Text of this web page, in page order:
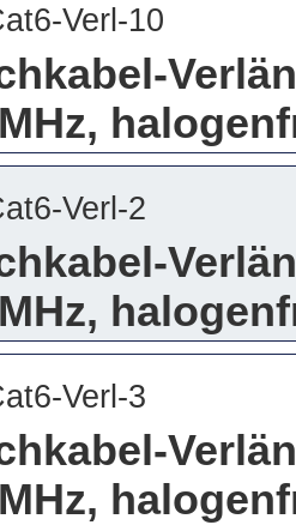
Verl-10
Verl-2
Verl-3